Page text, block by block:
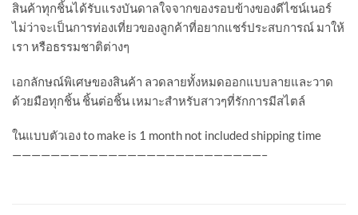
สินค้าทุกชิ้นได้รับแรงบันดาลใจจากของรอบข้างของดีไซน์เนอร์
ไม่ว่าจะเป็นการท่องเที่ยวของลูกค้าที่อยากแชร์ประสบการณ์ มาให้
เรา หรือธรรมชาติต่างๆ
เอกลักษณ์พิเศษของสินค้า ลวดลายทั้งหมดออกแบบลายและวาด
ด้วยมือทุกชิ้น ชิ้นต่อชิ้น เหมาะสำหรับสาวๆที่รักการมีสไตล์
ในแบบตัวเอง to make is 1 month not included shipping time
——————————————————————————–